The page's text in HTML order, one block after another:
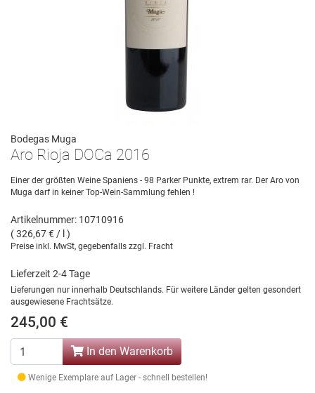
Bodegas Muga
Aro Rioja DOCa 2016
Einer der größten Weine Spaniens - 98 Parker Punkte, extrem rar. Der Aro von
Muga darf in keiner Top-Wein-Sammlung fehlen !
Artikelnummer: 10710916
( 326,67 € / l )
Preise inkl. MwSt, gegebenfalls zzgl. Fracht
Lieferzeit 2-4 Tage
Lieferungen nur innerhalb Deutschlands. Für weitere Länder gelten gesondert
ausgewiesene Frachtsätze.
245,00 €
In den Warenkorb
Wenige Exemplare auf Lager - schnell bestellen!